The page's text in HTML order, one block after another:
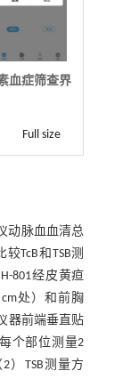
血症筛查界
Full size
动脉血血清总
TcB和TSB测
801经皮黄疸
处）和前胸
器前端垂直贴
个部位测量2
）TSB测量方